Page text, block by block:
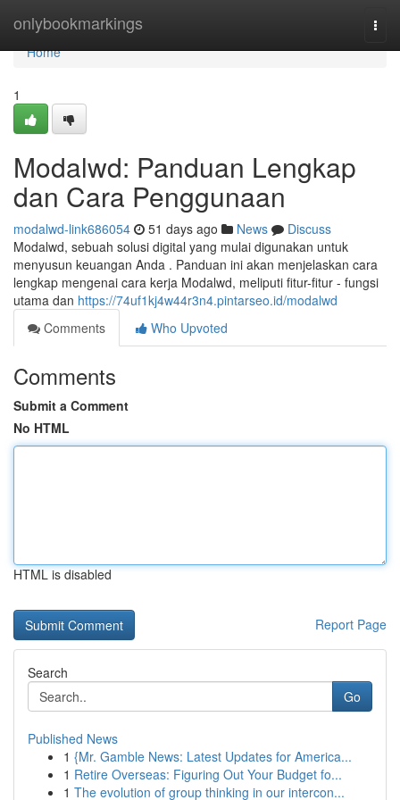
onlybookmarkings
Home
Home
1
Modalwd: Panduan Lengkap
dan Cara Penggunaan
modalwd-link686054 51 days ago News
Discuss
Modalwd, sebuah solusi digital yang mulai digunakan untuk
menyusun keuangan Anda . Panduan ini akan menjelaskan cara
lengkap mengenai cara kerja Modalwd, meliputi fitur-fitur - fungsi
utama dan https://74uf1kj4w44r3n4.pintarseo.id/modalwd
Comments
Who Upvoted
Comments
Submit a Comment
No HTML
HTML is disabled
Report Page
Search
Go
Published News
1 {Mr. Gamble News: Latest Updates for America...
1 Retire Overseas: Figuring Out Your Budget fo...
1 The evolution of group thinking in our intercon...